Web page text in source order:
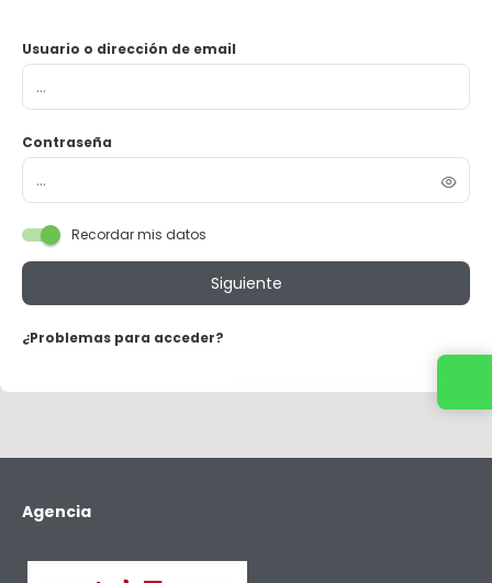
Usuario o dirección de email
Contraseña
Recordar mis datos
Siguiente
¿Problemas para acceder?
Agencia